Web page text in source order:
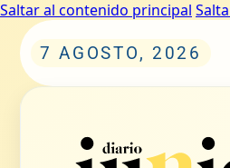
Saltar al contenido principal
7 AGOSTO, 2026